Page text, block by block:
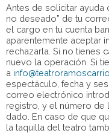
Antes de solicitar ayuda
no deseado” de tu
el cargo en tu cuenta
aparentemente aceptar
rechazarla. Si no tienes
nuevo la operación. Si
a
espectáculo, fecha y
correo electrónico
registro, y el número
dado. En caso de que
la taquilla del teatro